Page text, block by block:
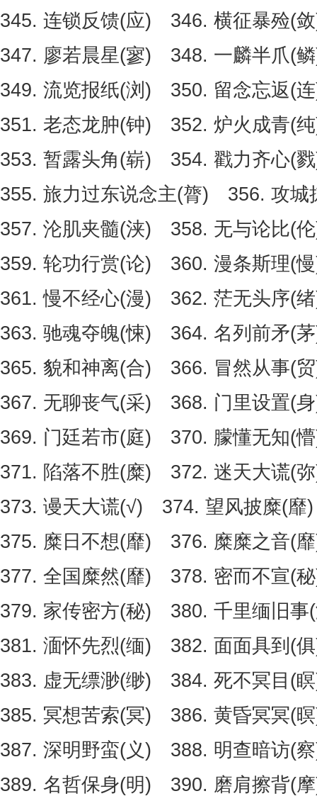
345. 连锁反馈(应) 346. 横征暴殓(
347. 廖若晨星(寥) 348. 一麟半爪(
349. 流览报纸(浏) 350. 留念忘返(
351. 老态龙肿(钟) 352. 炉火成青(
353. 暂露头角(崭) 354. 戳力齐心(
355. 旅力过东说念主(膂) 356. 攻城
357. 沦肌夹髓(浃) 358. 无与论比
359. 轮功行赏(论) 360. 漫条斯理(
361. 慢不经心(漫) 362. 茫无头序(
363. 驰魂夺魄(悚) 364. 名列前矛(
365. 貌和神离(合) 366. 冒然从事(
367. 无聊丧气(采) 368. 门里设置(
369. 门廷若市(庭) 370. 朦懂无知(
371. 陷落不胜(糜) 372. 迷天大谎(
373. 谩天大谎(√) 374. 望风披糜(靡)
375. 糜日不想(靡) 376. 糜糜之音(
377. 全国糜然(靡) 378. 密而不宣(
379. 家传密方(秘) 380. 千里缅旧事
381. 湎怀先烈(缅) 382. 面面具到(
383. 虚无缥渺(缈) 384. 死不冥目(
385. 冥想苦索(冥) 386. 黄昏冥冥(
387. 深明野蛮(义) 388. 明查暗访(
389. 名哲保身(明) 390. 磨肩擦背(